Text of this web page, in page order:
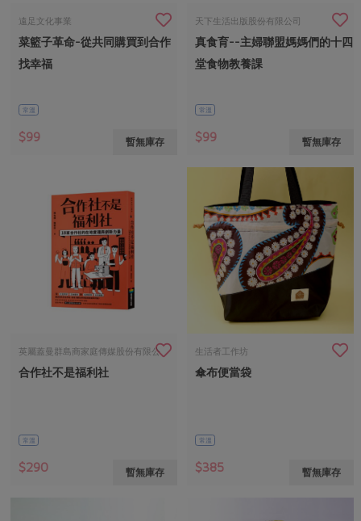
最新產品
素食專區
節慶大餐
高麗菜海鮮煎餅
傳到心坎裡，誠心又澎派
媒體報導
下載專區
地區活動
遠足文化事業
菜籃子革命-從共同購買到合作
找幸福
常溫
$99 暫無庫存
天下生活出版股份有限公司
真食育--主婦聯盟媽媽們的十四
堂食物教養課
常溫
$99 暫無庫存
英屬蓋曼群島商家庭傳媒股份有限公
司
合作社不是福利社
常溫
$290 暫無庫存
生活者工作坊
傘布便當袋
常溫
$385 暫無庫存